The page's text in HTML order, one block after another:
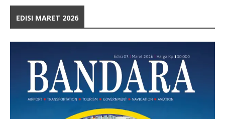
EDISI MARET 2026